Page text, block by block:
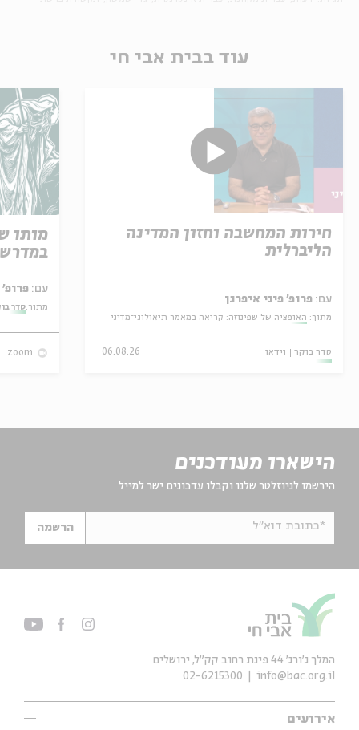
עוד בבית אבי חי
חירות המחשבה וחזון המדינה
הליברלית
עם: פרופ' פיני איפרגן
מתוך: האופציה של שפינוזה: קריאה במאמר תיאולוגי־מדיני
סדר בוקר וידאו 06.08.26
מותו
עם: פרופ' אביגדור שנאן
מתוך:סדר
zoom
הישארו מעודכנים
הירשמו לניוזלטר שלנו וקבלו עדכונים ישר למייל
*כתובת דוא"ל הרשמה
אירועים
המלך ג'ורג' 44 פינת רחוב קק״ל, ירושלים
info@bac.org.il
02-6215300